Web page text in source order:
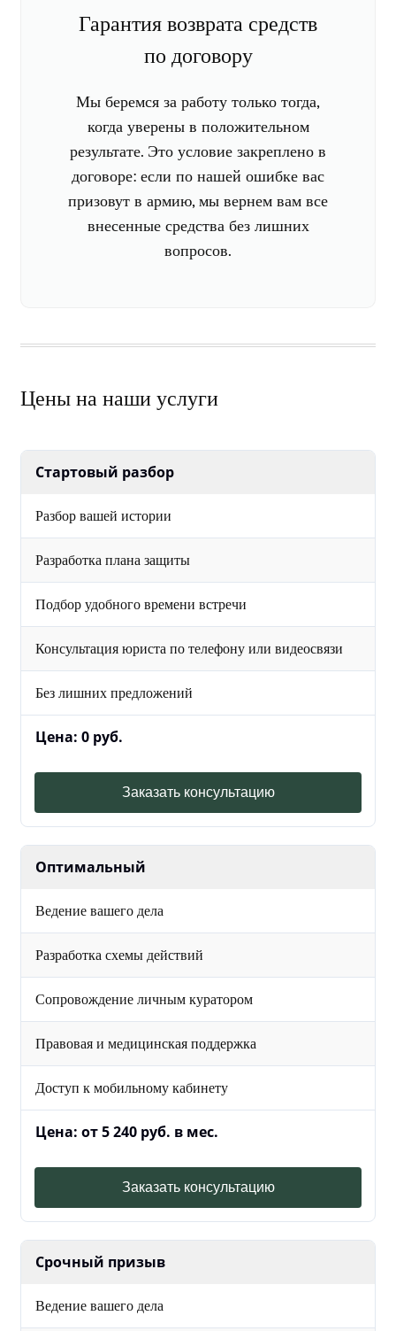
Гарантия возврата средств
по договору
Мы беремся за работу только тогда,
когда уверены в положительном
результате. Это условие закреплено в
договоре: если по нашей ошибке вас
призовут в армию, мы вернем вам все
внесенные средства без лишних
вопросов.
Цены на наши услуги
Стартовый разбор
Разбор вашей истории
Разработка плана защиты
Подбор удобного времени встречи
Консультация юриста по телефону или видеосвязи
Без лишних предложений
Цена: 0 руб.
Заказать консультацию
Оптимальный
Ведение вашего дела
Разработка схемы действий
Сопровождение личным куратором
Правовая и медицинская поддержка
Доступ к мобильному кабинету
Цена: от 5 240 руб. в мес.
Заказать консультацию
Срочный призыв
Ведение вашего дела